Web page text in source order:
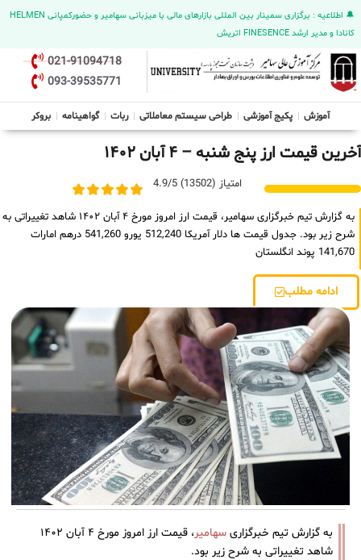
🔔 اطلاعیه : برگزاری سمینار بین المللی بازارهای مالی با میزبانی سهامیر و حضورکمپانی HELMEN
کانادا و مدیر ارشد FINESENCE اتریش
021-91094718
093-39535771
آموزش پکیج آموزشی طراحی سیستم معاملاتی ربات گواهینامه بروکر
آخرین قیمت ارز پنج شنبه – ۴ آبان ۱۴۰۲
امتیاز (13502) 4.9/5
به گزارش تیم خبرگزاری سهامیر، قیمت ارز امروز مورخ ۴ آبان ۱۴۰۲ شاهد تغییراتی به
شرح زیر بود. جدول قیمت ها دلار آمریکا 512,240 یورو 541,260 درهم امارات
141,670 پوند انگلستان
ادامه مطلب
به گزارش تیم خبرگزاری سهامیر
، قیمت ارز امروز مورخ ۴ آبان ۱۴۰۲
شاهد تغییراتی به شرح زیر بود.